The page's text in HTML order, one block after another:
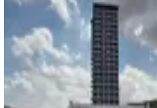
Kurumsala'da Uygun
Dükkan
Pursaklar, Fatih Mahallesi
2 Oda
840 m²· Düz Giriş
470.000 ₺